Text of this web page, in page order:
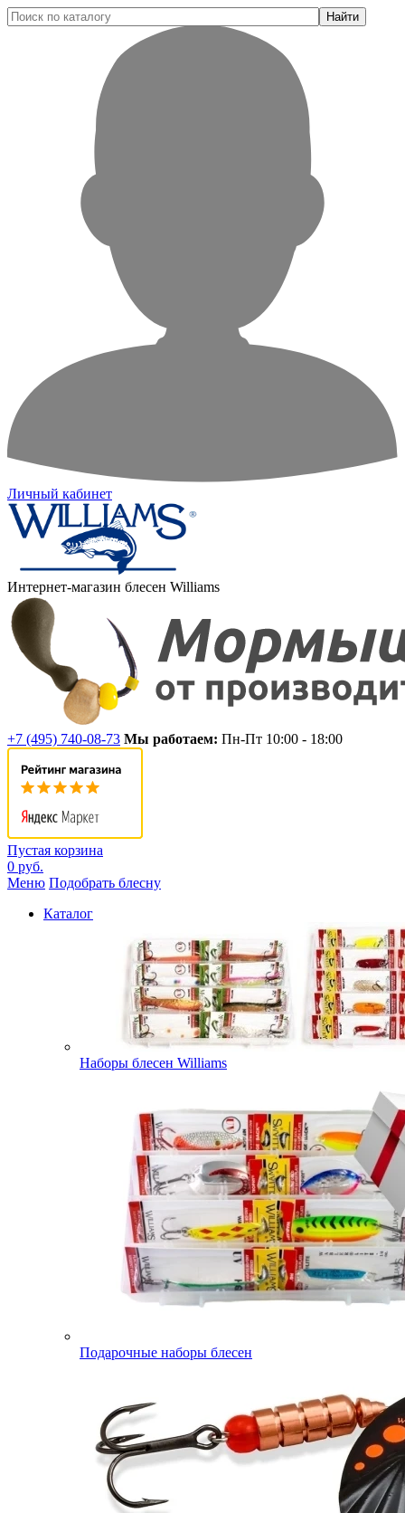
Найти
Личный кабинет
Интернет-магазин блесен Williams
+7 (495) 740-08-73 Мы работаем: Пн-Пт 10:00 - 18:00
Пустая корзина
0 руб.
Меню Подобрать блесну
Каталог
Наборы блесен Williams
Подарочные наборы блесен